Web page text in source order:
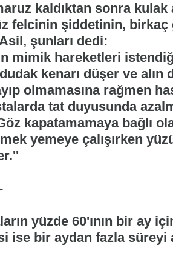
kaldıktan sonra kulak
felcinin şiddetinin, birkaç
şunları dedi:
hareketleri
kenarı düşer ve alın
olmamasına rağmen
tat duyusunda
kapatamamaya bağlı
yemeye çalışırken
yüzde 60'ının bir ay
ise bir aydan fazla